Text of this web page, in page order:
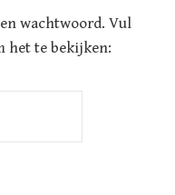
wachtwoord. Vul
het te bekijken: